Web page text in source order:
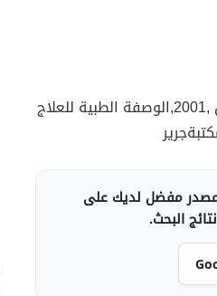
د.جيمس ف. باش , د. فيليس أ. بالش ,2001,الوصفة الطبية للعلاج
مفضل لديك على
البحث.